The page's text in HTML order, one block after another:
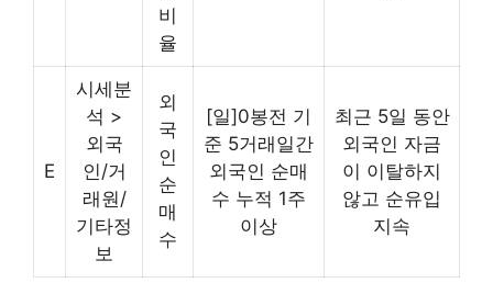
비
율
E
시세분
석 >
외국
인/거
래원/
기타정
보
외
국
인
순
매
수
[일]0봉전 기
준 5거래일간
외국인 순매
수 누적 1주
이상
최근 5일 동안
외국인 자금
이 이탈하지
않고 순유입
지속